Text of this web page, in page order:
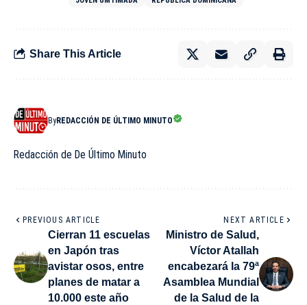
Share This Article
ByREDACCIÓN DE ÚLTIMO MINUTO
Redacción de De Último Minuto
PREVIOUS ARTICLE
Cierran 11 escuelas
en Japón tras
avistar osos, entre
planes de matar a
10.000 este año
NEXT ARTICLE
Ministro de Salud,
Víctor Atallah
encabezará la 79ª
Asamblea Mundial
de la Salud de la